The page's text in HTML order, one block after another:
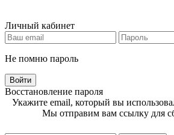
Личный кабинет
Не помню пароль
Войти
Восстановление пароля
Укажите email, который вы
Мы отправим вам ссылку для